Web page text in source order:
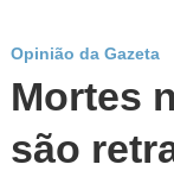
Opinião da Gazeta
Mortes
são